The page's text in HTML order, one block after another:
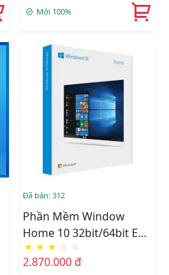
Mới 100%
Đã bán: 312
Phần Mềm Window
Home 10 32bit/64bit Eng
Intl USB RS (KW9-00478)
★ ★ ★ ☆ ☆
2.870.000 đ